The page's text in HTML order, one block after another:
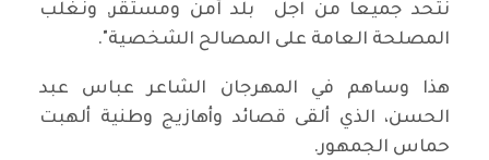
نتحد جميعا من اجل بلد آمن ومستقر, ونغلب
المصلحة العامة على المصالح الشخصية".
هذا وساهم في المهرجان الشاعر عباس عبد
الحسن، الذي ألقى قصائد وأهازيج وطنية ألهبت
حماس الجمهور.